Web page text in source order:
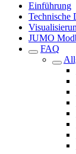
Einführung
Technische
JUMO
FAQ